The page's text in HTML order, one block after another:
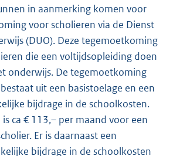
in aanmerking komen voor
voor scholieren via de Dienst
(DUO). Deze tegemoetkoming
die een voltijdsopleiding doen
onderwijs. De tegemoetkoming
uit een basistoelage en een
bijdrage in de schoolkosten.
ca € 113,– per maand voor een
Er is daarnaast een
bijdrage in de schoolkosten